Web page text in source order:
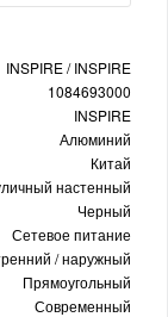
INSPIRE / INSPIRE
1084693000
INSPIRE
Алюминий
Китай
настенный
Черный
Сетевое питание
/ наружный
Прямоугольный
Современный